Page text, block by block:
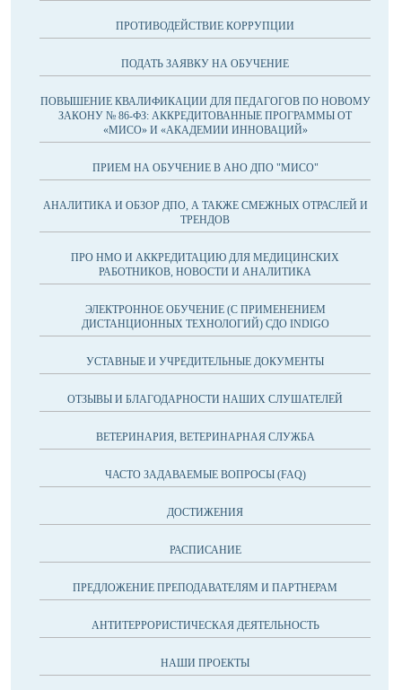
ПРОТИВОДЕЙСТВИЕ КОРРУПЦИИ
ПОДАТЬ ЗАЯВКУ НА ОБУЧЕНИЕ
ПОВЫШЕНИЕ КВАЛИФИКАЦИИ ДЛЯ ПЕДАГОГОВ ПО НОВОМУ
ЗАКОНУ № 86-ФЗ: АККРЕДИТОВАННЫЕ ПРОГРАММЫ ОТ
«МИСО» И «АКАДЕМИИ ИННОВАЦИЙ»
ПРИЕМ НА ОБУЧЕНИЕ В АНО ДПО "МИСО"
АНАЛИТИКА И ОБЗОР ДПО, А ТАКЖЕ СМЕЖНЫХ ОТРАСЛЕЙ И
ТРЕНДОВ
ПРО НМО И АККРЕДИТАЦИЮ ДЛЯ МЕДИЦИНСКИХ
РАБОТНИКОВ, НОВОСТИ И АНАЛИТИКА
ЭЛЕКТРОННОЕ ОБУЧЕНИЕ (С ПРИМЕНЕНИЕМ
ДИСТАНЦИОННЫХ ТЕХНОЛОГИЙ) СДО INDIGO
УСТАВНЫЕ И УЧРЕДИТЕЛЬНЫЕ ДОКУМЕНТЫ
ОТЗЫВЫ И БЛАГОДАРНОСТИ НАШИХ СЛУШАТЕЛЕЙ
ВЕТЕРИНАРИЯ, ВЕТЕРИНАРНАЯ СЛУЖБА
ЧАСТО ЗАДАВАЕМЫЕ ВОПРОСЫ (FAQ)
ДОСТИЖЕНИЯ
РАСПИСАНИЕ
ПРЕДЛОЖЕНИЕ ПРЕПОДАВАТЕЛЯМ И ПАРТНЕРАМ
АНТИТЕРРОРИСТИЧЕСКАЯ ДЕЯТЕЛЬНОСТЬ
НАШИ ПРОЕКТЫ